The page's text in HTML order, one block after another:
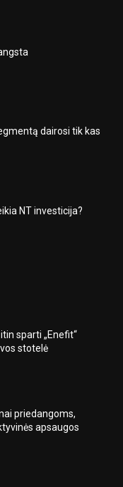
dairosi tik kas
NT investicija?
sparti „Enefit“
stotelė
priedangoms,
apsaugos